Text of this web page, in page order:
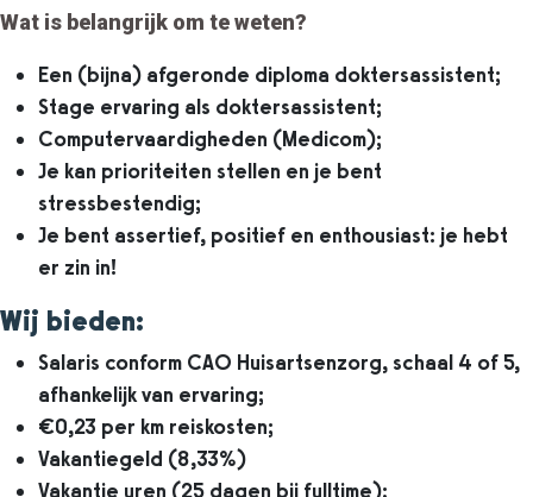
Wat is belangrijk om te weten?
Een (bijna) afgeronde diploma doktersassistent;
Stage ervaring als doktersassistent;
Computervaardigheden (Medicom);
Je kan prioriteiten stellen en je bent
stressbestendig;
Je bent assertief, positief en enthousiast: je hebt
er zin in!
Wij bieden:
Salaris conform CAO Huisartsenzorg, schaal 4 of 5,
afhankelijk van ervaring;
€0,23 per km reiskosten;
Vakantiegeld (8,33%)
Vakantie uren (25 dagen bij fulltime);